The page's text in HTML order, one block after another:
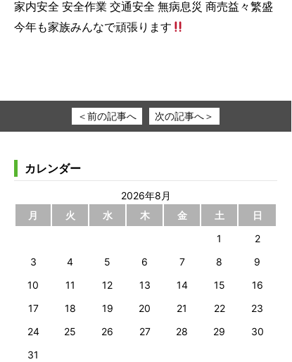
家内安全 安全作業 交通安全 無病息災 商売益々繁盛
今年も家族みんなで頑張ります
＜前の記事へ 次の記事へ＞
カレンダー
2026年8月
月
火 水 木 金 土
日
1
2
3
4 5 6 7 8
9
10
11 12 13 14 15
16
17
18 19 20 21 22
23
24
25 26 27 28 29
30
31